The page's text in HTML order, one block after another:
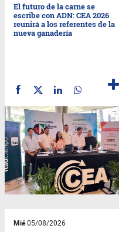
El futuro de la carne se
escribe con ADN: CEA 2026
reunirá a los referentes de la
nueva ganadería
Mié05/08/2026